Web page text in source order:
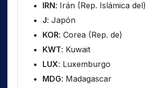
IRN: Irán (Rep. Islámica del)
J: Japón
KOR: Corea (Rep. de)
KWT: Kuwait
LUX: Luxemburgo
MDG: Madagascar